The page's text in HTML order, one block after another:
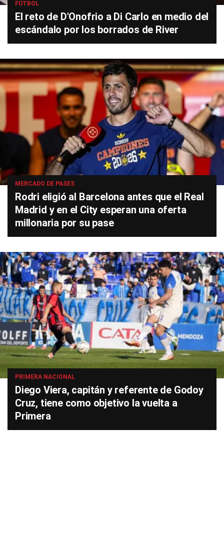
FÚTBOL
El reto de D'Onofrio a Di Carlo en medio del
escándalo por los borrados de River
MERCADO DE PASES
Rodri eligió al Barcelona antes que el Real
Madrid y en el City esperan una oferta
millonaria por su pase
PRIMERA NACIONAL
Diego Viera, capitán y referente de Godoy
Cruz, tiene como objetivo la vuelta a
Primera